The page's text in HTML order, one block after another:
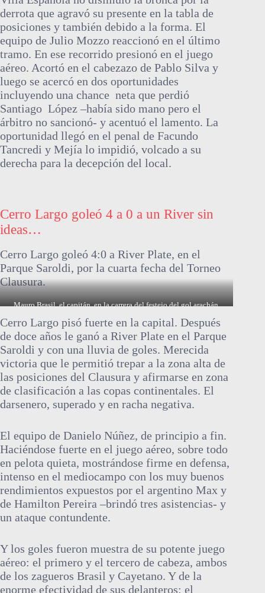
derrota que agravó su presente en la tabla de
posiciones y también debido a la forma. El
equipo de Julio Mozzo reaccionó en el último
tramo. En ese recorrido presionó en el juego
aéreo. Acortó en el cabezazo de Pablo Silva y
luego se acercó en dos oportunidades
incluyendo una chance neta que perdió
Santiago López –había sido mano pero el
árbitro no sancionó- y acentuó el lamento. La
oportunidad llegó en el penal de Facundo
Tancredi y Mejía lo impidió, volcado a su
derecha para la decepción del local.
Cerro Largo goleó 4 a 0 a un River sin
ideas…
Cerro Largo goleó 4:0 a River Plate, en el
Parque Saroldi, por la cuarta fecha del Torneo
Clausura.
Mauro Brasil, el capitán, en la carrera del festejo del gol arachán.
Cerro Largo pisó fuerte en la capital. Después
de doce años le ganó a River Plate en el Parque
Saroldi y con una lluvia de goles. Merecida
victoria que le permitió trepar a la zona alta de
las posiciones del Clausura y afirmarse en zona
de clasificación a las copas continentales. El
darsenero, superado y en racha negativa.
El equipo de Danielo Núñez, de principio a fin.
Haciéndose fuerte en el juego aéreo, sobre todo
en pelota quieta, mostrándose firme en defensa,
intenso en el mediocampo con los muy buenos
rendimientos expuestos por el argentino Max y
de Hamilton Pereira –brindó tres asistencias- y
un ataque contundente.
Y los goles fueron muestra de su potente juego
aéreo: el primero y el tercero de cabeza, ambos
de los zagueros Brasil y Cayetano. Y de la
enorme efectividad de sus delanteros: el